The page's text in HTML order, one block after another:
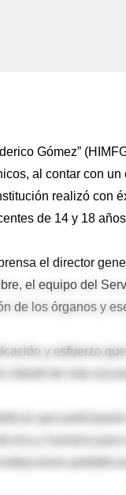
Gómez”
al contar con
realizó con
de 14 y 18
el director
el equipo del
de los órganos y
y esfuerzo
infantil de más
que
y humana